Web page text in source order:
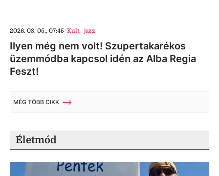
2026. 08. 05., 07:45 Kult, jazz
Ilyen még nem volt! Szupertakarékos
üzemmódba kapcsol idén az Alba Regia
Feszt!
MÉG TÖBB CIKK
Életmód